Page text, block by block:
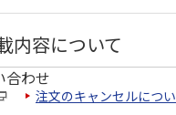
内容について
合わせ
注文のキャンセルにつ